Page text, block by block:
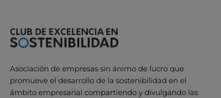
Asociación de empresas sin ánimo de lucro que
promueve el desarrollo de la sostenibilidad en el
ámbito empresarial compartiendo y divulgando las